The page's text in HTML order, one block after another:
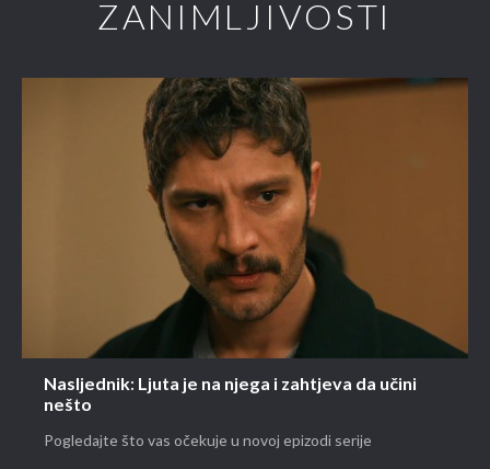
ZANIMLJIVOSTI
Nasljednik: Ljuta je na njega i zahtjeva da učini
nešto
Pogledajte što vas očekuje u novoj epizodi serije